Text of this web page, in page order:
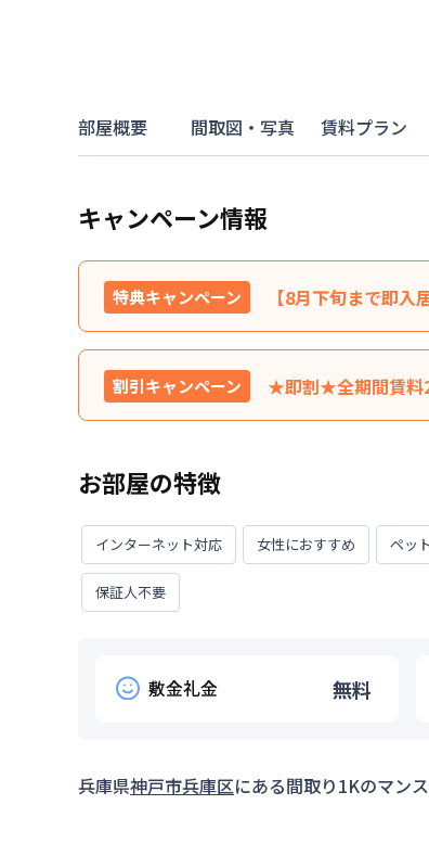
部屋概要 間取図・写真 賃料プラン
キャンペーン情報
特典キャンペーン 【8月下旬まで即
特典内容
掲載金額より初回
外です。※31日目以
ん。★ご希望の入居
対象期間
お部屋が無くなり次第終了します。
割引キャンペーン ★即割★全期間賃料
利用条件 2026年9月30日まで
対象期間
お部屋の特徴
インターネット対応 女性におすすめ ペッ
保証人不要
敷金礼金 無料
兵庫県神戸市兵庫区にある間取り1Kのマン